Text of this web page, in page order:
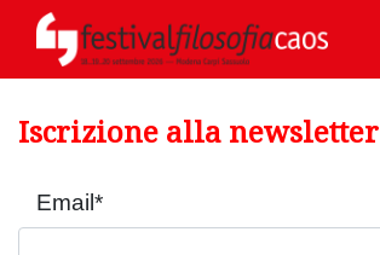
Iscrizione alla newsletter
Email*